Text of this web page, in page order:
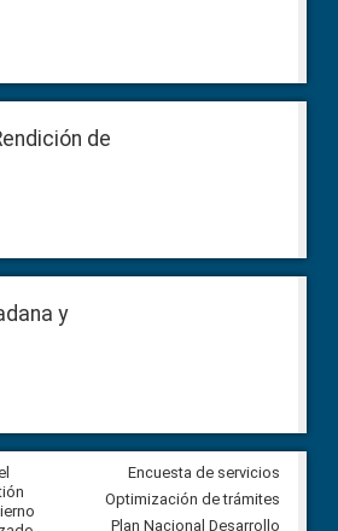
de
y
Veeduría para vigilar los
derivados de la Audiencia
Encuesta de servicios
Optimización de trámites
Plan Nacional Desarrollo